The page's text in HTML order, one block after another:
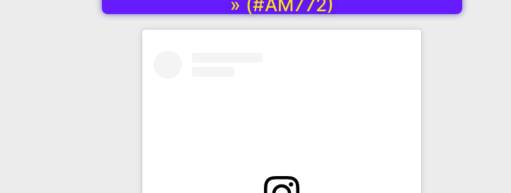
» (#AM772)